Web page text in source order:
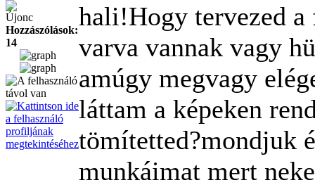
Újonc
Hozzászólások:
14
hali!Hogy tervezed a
varva vannak vagy
amúgy megvagy
láttam a képeken
tömítetted?mondjuk
munkáimat mert